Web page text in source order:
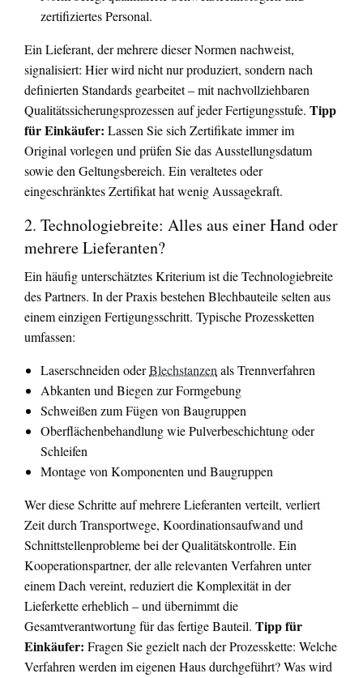
zertifiziertes Personal.
Ein Lieferant, der mehrere dieser Normen nachweist,
signalisiert: Hier wird nicht nur produziert, sondern nach
definierten Standards gearbeitet – mit nachvollziehbaren
Qualitätssicherungsprozessen auf jeder Fertigungsstufe. Tipp
für Einkäufer: Lassen Sie sich Zertifikate immer im
Original vorlegen und prüfen Sie das Ausstellungsdatum
sowie den Geltungsbereich. Ein veraltetes oder
eingeschränktes Zertifikat hat wenig Aussagekraft.
2. Technologiebreite: Alles aus einer Hand oder
mehrere Lieferanten?
Ein häufig unterschätztes Kriterium ist die Technologiebreite
des Partners. In der Praxis bestehen Blechbauteile selten aus
einem einzigen Fertigungsschritt. Typische Prozessketten
umfassen:
Laserschneiden oderBlechstanzenals Trennverfahren
Abkanten und Biegen zur Formgebung
Schweißen zum Fügen von Baugruppen
Oberflächenbehandlung wie Pulverbeschichtung oder
Schleifen
Montage von Komponenten und Baugruppen
Wer diese Schritte auf mehrere Lieferanten verteilt, verliert
Zeit durch Transportwege, Koordinationsaufwand und
Schnittstellenprobleme bei der Qualitätskontrolle. Ein
Kooperationspartner, der alle relevanten Verfahren unter
einem Dach vereint, reduziert die Komplexität in der
Lieferkette erheblich – und übernimmt die
Gesamtverantwortung für das fertige Bauteil. Tipp für
Einkäufer: Fragen Sie gezielt nach der Prozesskette: Welche
Verfahren werden im eigenen Haus durchgeführt? Was wird